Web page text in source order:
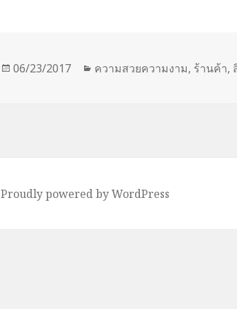
Posted
06/23/2017 Categories
ความสวยความงาม, ร้านค้า,
Proudly powered by WordPress